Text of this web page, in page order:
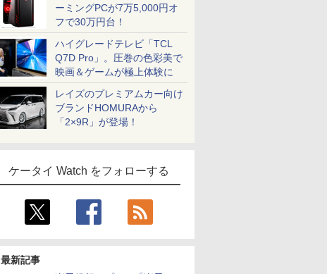
ーミングPCが7万5,000円オ
フで30万円台！
ハイグレードテレビ「TCL
Q7D Pro」。圧巻の色彩美で
映画＆ゲームが極上体験に
レイズのプレミアムカー向け
ブランドHOMURAから
「2×9R」が登場！
ケータイ Watch をフォローする
最新記事